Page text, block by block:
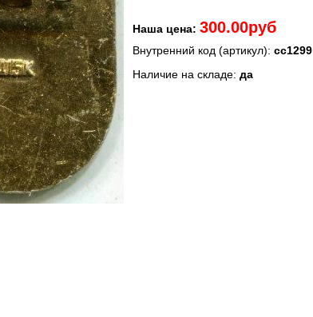
Наша цена: 300.00руб
Внутренний код (артикул): сс1299
Наличие на складе: да